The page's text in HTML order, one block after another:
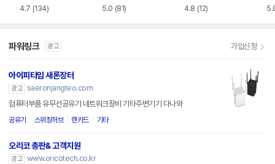
4.7 (134) 5.0 (81) 4.8 (12)
파워링크 광고 가입신청
아이피타임 새론장터
광고 saeronjangteo.com
컴퓨터부품 유무선공유기 네트워크장비 기타주변기기 다나와
공유기 스위칭허브 랜카드 기타
오리코 총판& 고객지원
광고 www.oricotech.co.kr